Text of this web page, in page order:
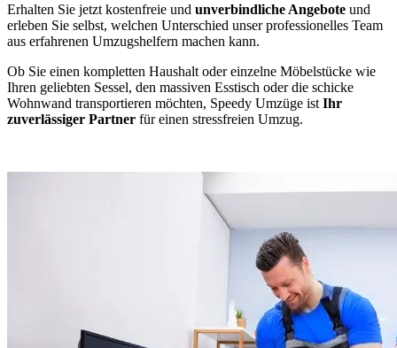
Erhalten Sie jetzt kostenfreie und unverbindliche Angebote und
erleben Sie selbst, welchen Unterschied unser professionelles Team
aus erfahrenen Umzugshelfern machen kann.
Ob Sie einen kompletten Haushalt oder einzelne Möbelstücke wie
Ihren geliebten Sessel, den massiven Esstisch oder die schicke
Wohnwand transportieren möchten, Speedy Umzüge ist Ihr
zuverlässiger Partner für einen stressfreien Umzug.